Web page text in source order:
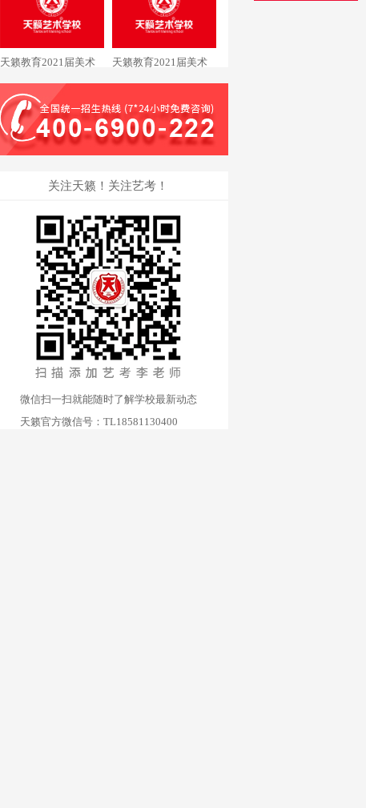
国美术学院
天籁教育2021届美术
专业黄同学通过清华大
学
天籁教育2021届美术
术学院
关注天籁！关注艺考！
微信扫一扫就能随时了解学校最新动态
天籁官方微信号：TL18581130400